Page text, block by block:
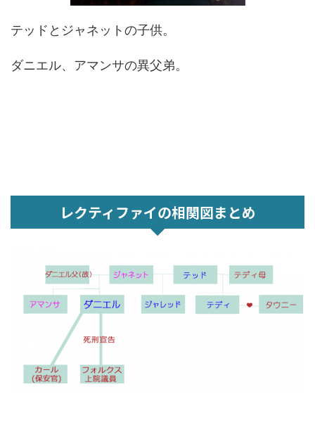
テッドとジャネットの子供。
ダニエル、アマンサの異父弟。
レクティファイの相関図まとめ